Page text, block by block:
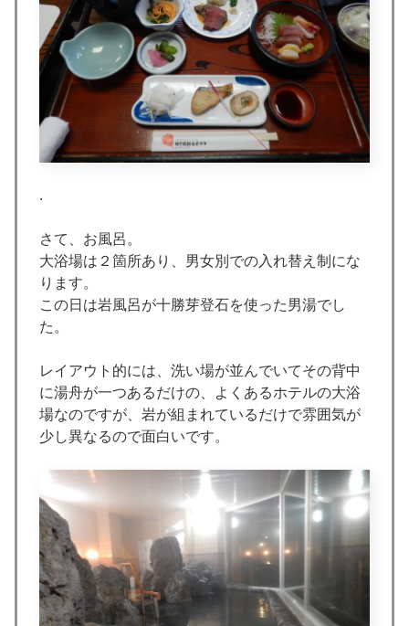
.
さて、お風呂。
大浴場は２箇所あり、男女別での入れ替え制にな
ります。
この日は岩風呂が十勝芽登石を使った男湯でし
た。
レイアウト的には、洗い場が並んでいてその背中
に湯舟が一つあるだけの、よくあるホテルの大浴
場なのですが、岩が組まれているだけで雰囲気が
少し異なるので面白いです。